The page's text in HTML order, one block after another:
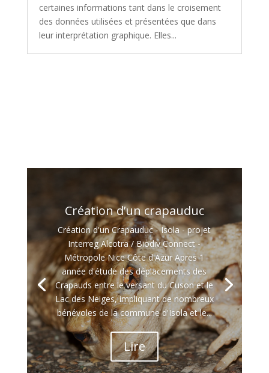
certaines informations tant dans le croisement
des données utilisées et présentées que dans
leur interprétation graphique. Elles...
Création d’un crapauduc
Création d'un Crapauduc - Isola - projet
Interreg Alcotra / Biodiv Connect -
Métropole Nice Côte d'Azur Apres 1
année d'étude des déplacements des
Crapauds entre le versant du Cuson et le
Lac des Neiges, impliquant de nombreux
bénévoles de la commune d'Isola et le...
Lire